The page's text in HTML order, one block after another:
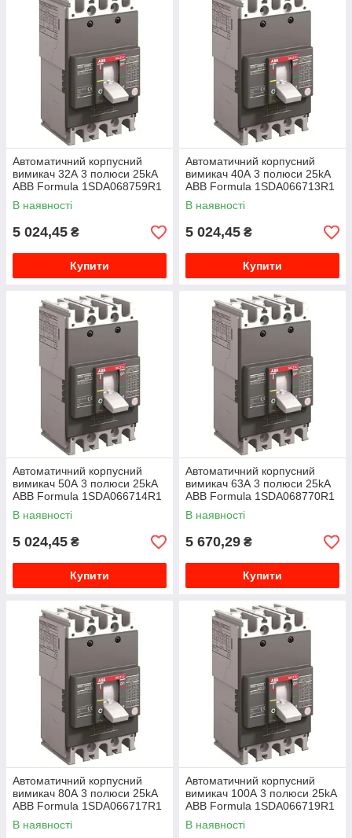
Автоматичний корпусний
вимикач 32А 3 полюси 25kA
ABB Formula 1SDA068759R1
В наявності
5 024,45 ₴
Купити
Автоматичний корпусний
вимикач 40А 3 полюси 25kA
ABB Formula 1SDA066713R1
В наявності
5 024,45 ₴
Купити
Автоматичний корпусний
вимикач 50А 3 полюси 25kA
ABB Formula 1SDA066714R1
В наявності
5 024,45 ₴
Купити
Автоматичний корпусний
вимикач 63А 3 полюси 25kA
ABB Formula 1SDA068770R1
В наявності
5 670,29 ₴
Купити
Автоматичний корпусний
вимикач 80А 3 полюси 25kA
ABB Formula 1SDA066717R1
В наявності
Автоматичний корпусний
вимикач 100А 3 полюси 25kA
ABB Formula 1SDA066719R1
В наявності